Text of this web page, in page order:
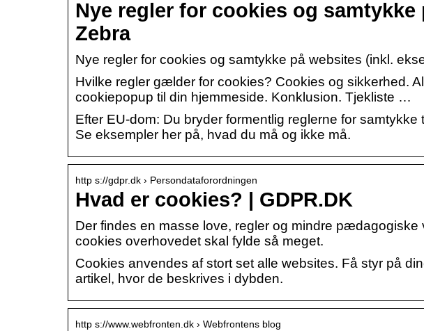
Nye regler for cookies og
Zebra
Nye regler for cookies og samtykke på websites (inkl.
Hvilke regler gælder for cookies? Cookies og sikkerhed.
cookiepopup til din hjemmeside. Konklusion. Tjekliste …
Efter EU-dom: Du bryder formentlig reglerne for
Se eksempler her på, hvad du må og ikke må.
http s://gdpr.dk › Persondataforordningen
Hvad er cookies? | GDPR.DK
Der findes en masse love, regler og mindre
cookies overhovedet skal fylde så meget.
Cookies anvendes af stort set alle websites. Få styr på
artikel, hvor de beskrives i dybden.
http s://www.webfronten.dk › Webfrontens blog